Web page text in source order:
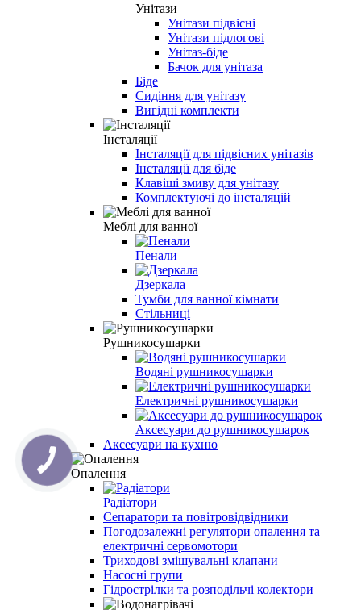
Унітази
Унітази підвісні
Унітази підлогові
Унітаз-біде
Бачок для унітаза
Біде
Сидіння для унітазу
Вигідні комплекти
Інсталяції
Інсталяції для підвісних унітазів
Інсталяції для біде
Клавіші змиву для унітазу
Комплектуючі до інсталяцій
Меблі для ванної
Пенали
Дзеркала
Тумби для ванної кімнати
Стільниці
Рушникосушарки
Водяні рушникосушарки
Електричні рушникосушарки
Аксесуари до рушникосушарок
Аксесуари на кухню
Опалення
Радіатори
Сепаратори та повітровідвідники
Погодозалежні регулятори опалення та
електричні сервомотори
Триходові змішувальні клапани
Насосні групи
Гідрострілки та розподільчі колектори